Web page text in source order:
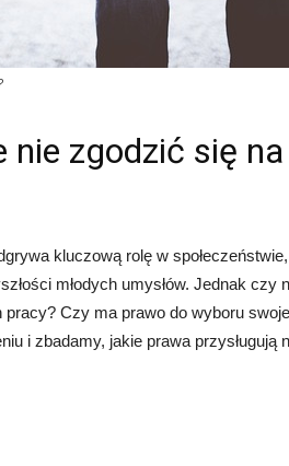
zgodzić się na
kluczową rolę w
młodych umysłów. Jednak czy
Czy ma prawo do wyboru
i zbadamy, jakie prawa przysługują